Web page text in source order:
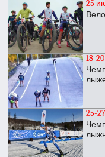
25
18-
25-